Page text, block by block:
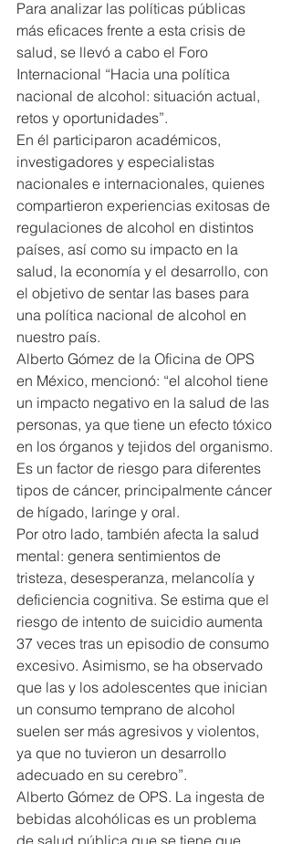
Para analizar las políticas públicas
más eficaces frente a esta crisis de
salud, se llevó a cabo el Foro
Internacional “Hacia una política
nacional de alcohol: situación actual,
retos y oportunidades”.
En él participaron académicos,
investigadores y especialistas
nacionales e internacionales, quienes
compartieron experiencias exitosas de
regulaciones de alcohol en distintos
países, así como su impacto en la
salud, la economía y el desarrollo, con
el objetivo de sentar las bases para
una política nacional de alcohol en
nuestro país.
Alberto Gómez de la Oficina de OPS
en México, mencionó: “el alcohol tiene
un impacto negativo en la salud de las
personas, ya que tiene un efecto tóxico
en los órganos y tejidos del organismo.
Es un factor de riesgo para diferentes
tipos de cáncer, principalmente cáncer
de hígado, laringe y oral.
Por otro lado, también afecta la salud
mental: genera sentimientos de
tristeza, desesperanza, melancolía y
deficiencia cognitiva. Se estima que el
riesgo de intento de suicidio aumenta
37 veces tras un episodio de consumo
excesivo. Asimismo, se ha observado
que las y los adolescentes que inician
un consumo temprano de alcohol
suelen ser más agresivos y violentos,
ya que no tuvieron un desarrollo
adecuado en su cerebro”.
Alberto Gómez de OPS. La ingesta de
bebidas alcohólicas es un problema